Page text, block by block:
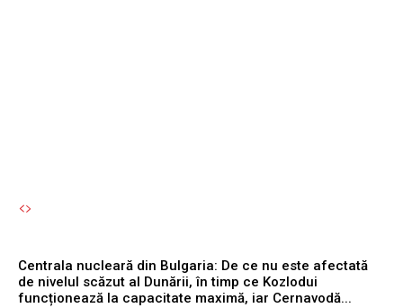
Centrala nucleară din Bulgaria: De ce nu este afectată
de nivelul scăzut al Dunării, în timp ce Kozlodui
funcționează la capacitate maximă, iar Cernavodă...